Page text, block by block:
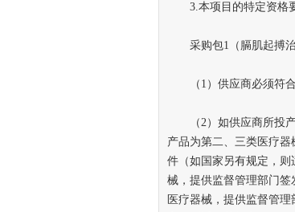
3.本项目的特定资格
采购包1（膈肌起搏治
（1）供应商必须符合
（2）如供应商所投
产品为第二、三类医疗
件（如国家另有规定，
械，提供监督管理部门
医疗器械，提供监督管